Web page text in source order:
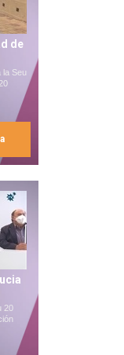
de
la Seu
20